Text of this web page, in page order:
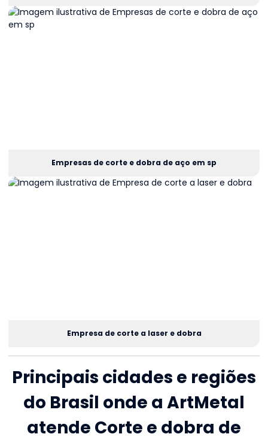
Empresas de corte e dobra de aço em sp
Empresa de corte a laser e dobra
Principais cidades e regiões
do Brasil onde a ArtMetal
atende Corte e dobra de